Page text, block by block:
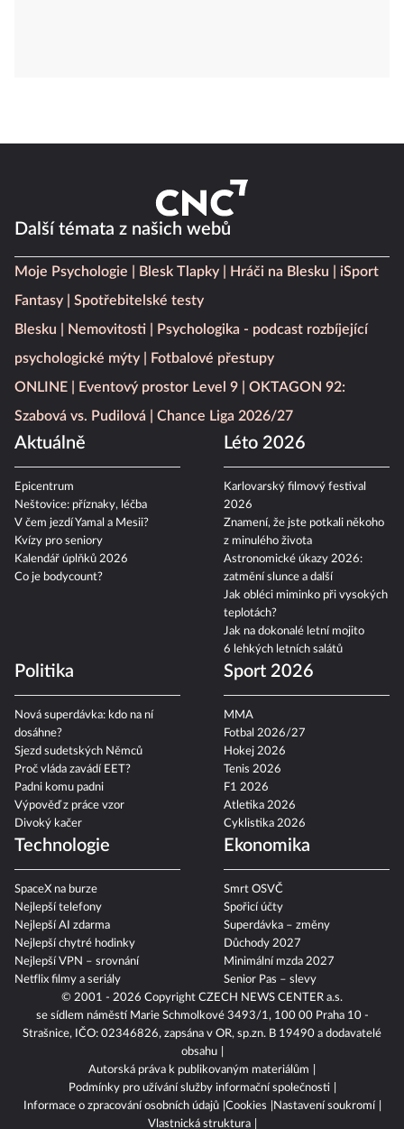
© 2001 - 2026 CopyrightCZECH NEWS CENTER a.s.
se sídlem náměstí Marie Schmolkové 3493/1, 100 00 Praha 10 -
Strašnice, IČO: 02346826, zapsána v OR, sp.zn. B 19490 a dodavatelé
obsahu
Autorská práva k publikovaným materiálům
Podmínky pro užívání služby informační společnosti
Informace o zpracování osobních údajů Cookies
Epicentrum
Neštovice: příznaky, léčba
V čem jezdí Yamal a Mesii?
Kvízy pro seniory
Kalendář úplňků 2026
Karlovarský filmový festival
2026
Znamení, že jste potkali někoho
z minulého života
Astronomické úkazy 2026:
zatmění slunce a další
Jak obléci miminko při vysokých
teplotách?
Jak na dokonalé letní mojito
6 lehkých letních salátů
Nová superdávka: kdo na ní
dosáhne?
Sjezd sudetských Němců
Proč vláda zavádí EET?
Padni komu padni
Výpověď z práce vzor
Divoký kačer
Sport 2026
MMA
Fotbal 2026/27
Hokej 2026
Tenis 2026
F1 2026
Atletika 2026
Cyklistika 2026
Technologie
SpaceX na burze
Nejlepší telefony
Nejlepší AI zdarma
Nejlepší chytré hodinky
Nejlepší VPN – srovnání
Netflix filmy a seriály
Smrt OSVČ
Spořicí účty
Superdávka – změny
Důchody 2027
Minimální mzda 2027
Senior Pas – slevy